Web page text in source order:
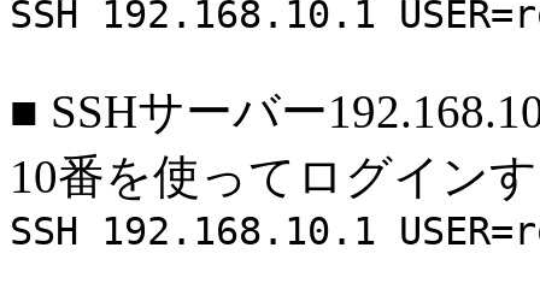
SSH 192.168.10.1
■ SSHサーバー
10番を使ってログイン
SSH 192.168.10.1